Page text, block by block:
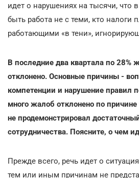
идет о нарушениях на тысячи, что
быть работа не с теми, кто налоги
работающими «в тени»,
В последние два квартала по 28%
отклонено. Основные причины -
компетенции и нарушение правил
много жалоб отклонено по
не продемонстрировал
сотрудничества. Поясните, о чем
Прежде всего, речь идет о
тем или иным причинам не